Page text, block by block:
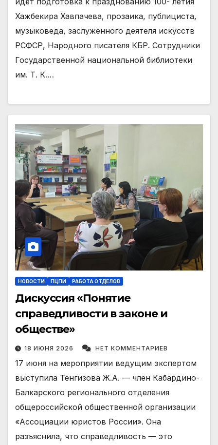
Хажбекира Хавпачева, прозаика, публициста,
музыковеда, заслуженного деятеля искусств
РСФСР, Народного писателя КБР. Сотрудники
Государственной национальной библиотеки
им. Т. К.…
НОВОСТИ ПЦПИ РАБОТА ОТДЕЛОВ
Дискуссия «Понятие
справедливости в законе и
обществе»
18 ИЮНЯ 2026 НЕТ КОММЕНТАРИЕВ
17 июня на мероприятии ведущим экспертом
выступила Тенгизова Ж.А. — член Кабардино-
Балкарского регионального отделения
общероссийской общественной организации
«Ассоциации юристов России». Она
разъяснила, что справедливость — это